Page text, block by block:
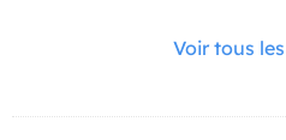
Voir tous